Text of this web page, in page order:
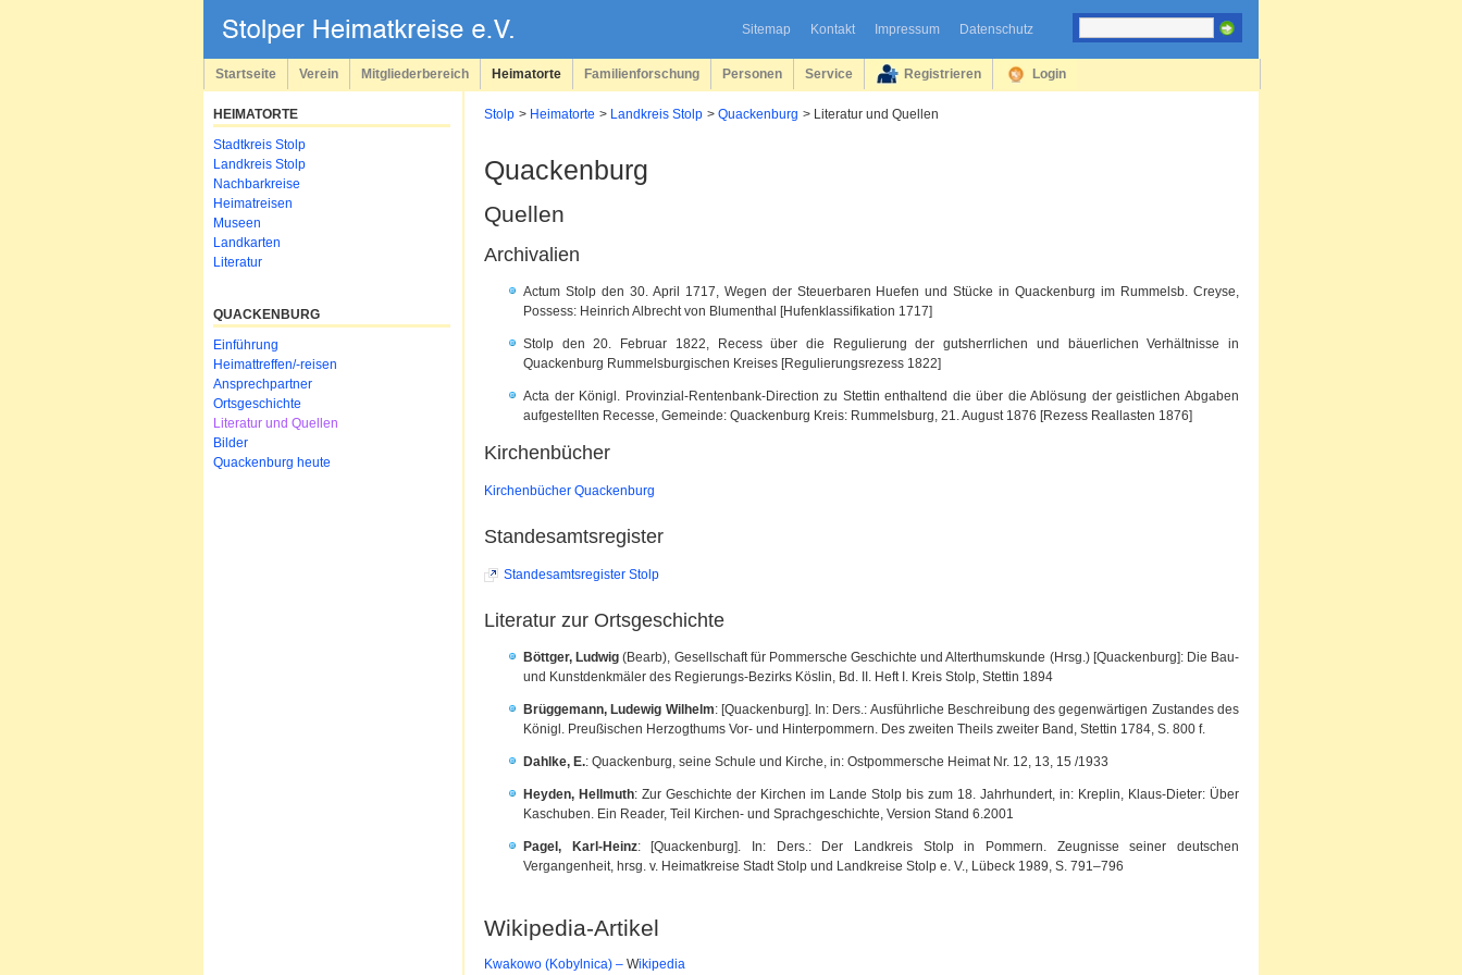
Sitemap Kontakt Impressum Datenschutz
überspringen
Startseite Verein Mitgliederbereich Heimatorte Familienforschung Personen Service Registrieren Login
Stolp Heimatorte Landkreis Stolp Quackenburg Literatur und Quellen
Quackenburg
Quellen
Archivalien
Actum Stolp den 30. April 1717, Wegen der Steuerbaren Huefen und Stücke in Quackenburg im Rummelsb. Creyse,
Possess: Heinrich Albrecht von Blumenthal [Hufenklassifikation 1717]
Stolp den 20. Februar 1822, Recess über die Regulierung der gutsherrlichen und bäuerlichen Verhältnisse in
Quackenburg Rummelsburgischen Kreises [Regulierungsrezess 1822]
Acta der Königl. Provinzial-Rentenbank-Direction zu Stettin enthaltend die über die Ablösung der geistlichen Abgaben
aufgestellten Recesse, Gemeinde: Quackenburg Kreis: Rummelsburg, 21. August 1876 [Rezess Reallasten 1876]
Kirchenbücher
Kirchenbücher Quackenburg
Standesamtsregister
Standesamtsregister Stolp
Literatur zur Ortsgeschichte
Böttger, Ludwig (Bearb), Gesellschaft für Pommersche Geschichte und Alterthumskunde (Hrsg.) [Quackenburg]: Die Bau-
und Kunstdenkmäler des Regierungs-Bezirks Köslin, Bd. II. Heft I. Kreis Stolp, Stettin 1894
Brüggemann, Ludewig Wilhelm: [Quackenburg]. In: Ders.: Ausführliche Beschreibung des gegenwärtigen Zustandes des
Königl. Preußischen Herzogthums Vor- und Hinterpommern. Des zweiten Theils zweiter Band, Stettin 1784, S. 800 f.
Dahlke, E.: Quackenburg, seine Schule und Kirche, in: Ostpommersche Heimat Nr. 12, 13, 15 /1933
Heyden, Hellmuth: Zur Geschichte der Kirchen im Lande Stolp bis zum 18. Jahrhundert, in: Kreplin, Klaus-Dieter: Über
Kaschuben. Ein Reader, Teil Kirchen- und Sprachgeschichte, Version Stand 6.2001
Pagel, Karl-Heinz: [Quackenburg]. In: Ders.: Der Landkreis Stolp in Pommern. Zeugnisse seiner deutschen
Vergangenheit, hrsg. v. Heimatkreise Stadt Stolp und Landkreise Stolp e. V., Lübeck 1989, S. 791–796
Wikipedia-Artikel
Kwakowo (Kobylnica) – Wikipedia
HEIMATORTE
Navigation
überspringen
Stadtkreis Stolp
Landkreis Stolp
Nachbarkreise
Heimatreisen
Museen
Landkarten
Literatur
QUACKENBURG
Navigation
überspringen
Einführung
Heimattreffen/-reisen
Ansprechpartner
Ortsgeschichte
Literatur und Quellen
Bilder
Quackenburg heute